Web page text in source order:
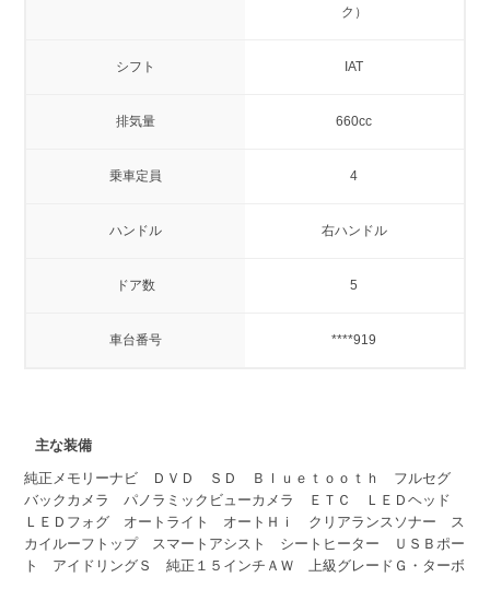
ク）
シフト IAT
排気量 660cc
乗車定員 4
ハンドル 右ハンドル
ドア数 5
車台番号 ****919
主な装備
純正メモリーナビ ＤＶＤ ＳＤ Ｂｌｕｅｔｏｏｔｈ フルセグ
バックカメラ パノラミックビューカメラ ＥＴＣ ＬＥＤヘッド
ＬＥＤフォグ オートライト オートＨｉ クリアランスソナー ス
カイルーフトップ スマートアシスト シートヒーター ＵＳＢポー
ト アイドリングＳ 純正１５インチＡＷ 上級グレードＧ・ターボ